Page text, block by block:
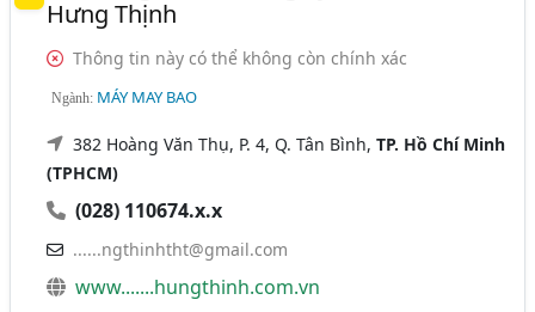
Hưng Thịnh
Thông tin này có thể không còn chính xác
Ngành: MÁY MAY BAO
382 Hoàng Văn Thụ, P. 4, Q. Tân Bình,TP. Hồ Chí Minh
(TPHCM)
(028) 110674.x.x
......ngthinhtht@gmail.com
www.......hungthinh.com.vn